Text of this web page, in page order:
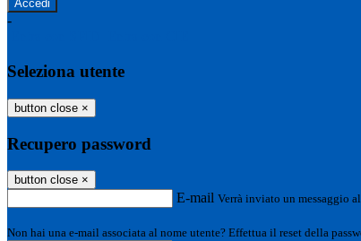
-
Seleziona utente
button close ×
Recupero password
button close ×
E-mail Verrà inviato un messaggio
Non hai una e-mail associata al nome utente? Effettua il reset della